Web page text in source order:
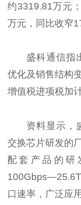
约3319.81万元
万元，同比收窄
盛科通信指
优化及销售结构
增值税进项税加
资料显示，
交换芯片研发的
配套产品的研
口速率，广泛应